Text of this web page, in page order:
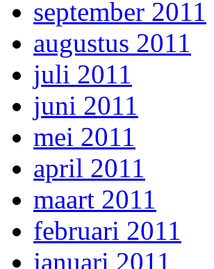
september 2011
augustus 2011
juli 2011
juni 2011
mei 2011
april 2011
maart 2011
februari 2011
januari 2011